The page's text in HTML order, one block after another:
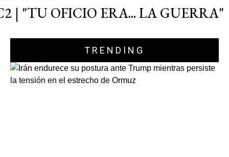
| "TU OFICIO ERA... LA GUERRA"
TRENDING